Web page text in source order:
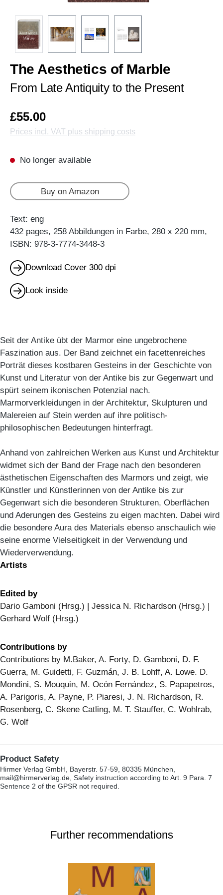
The Aesthetics of Marble
From Late Antiquity to the Present
£55.00
Prices incl. VAT plus shipping costs
No longer available
Buy on Amazon
Text: eng
432 pages, 258 Abbildungen in Farbe, 280 x 220 mm,
ISBN: 978-3-7774-3448-3
Download Cover 300 dpi
Look inside
Seit der Antike übt der Marmor eine ungebrochene
Faszination aus. Der Band zeichnet ein facettenreiches
Porträt dieses kostbaren Gesteins in der Geschichte von
Kunst und Literatur von der Antike bis zur Gegenwart und
spürt seinem ikonischen Potenzial nach.
Marmorverkleidungen in der Architektur, Skulpturen und
Malereien auf Stein werden auf ihre politisch-
philosophischen Bedeutungen hinterfragt.
Anhand von zahlreichen Werken aus Kunst und Architektur
widmet sich der Band der Frage nach den besonderen
ästhetischen Eigenschaften des Marmors und zeigt, wie
Künstler und Künstlerinnen von der Antike bis zur
Gegenwart sich die besonderen Strukturen, Oberflächen
und Aderungen des Gesteins zu eigen machten. Dabei wird
die besondere Aura des Materials ebenso anschaulich wie
seine enorme Vielseitigkeit in der Verwendung und
Wiederverwendung.
Artists
Edited by
Dario Gamboni (Hrsg.) | Jessica N. Richardson (Hrsg.) |
Gerhard Wolf (Hrsg.)
Contributions by
Contributions by M.Baker, A. Forty, D. Gamboni, D. F.
Guerra, M. Guidetti, F. Guzmán, J. B. Lohff, A. Lowe. D.
Mondini, S. Mouquin, M. Ocón Fernández, S. Papapetros,
A. Parigoris, A. Payne, P. Piaresi, J. N. Richardson, R.
Rosenberg, C. Skene Catling, M. T. Stauffer, C. Wohlrab,
G. Wolf
Product Safety
Hirmer Verlag GmbH, Bayerstr. 57-59, 80335 München,
mail@hirmerverlag.de, Safety instruction according to Art. 9 Para. 7
Sentence 2 of the GPSR not required.
Further recommendations